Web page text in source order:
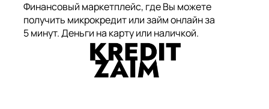
Финансовый маркетплейс, где Вы можете
получить микрокредит или займ онлайн за
5 минут. Деньги на карту или наличкой.